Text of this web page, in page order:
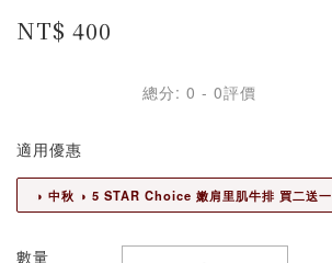
NT$ 400
總分: 0 - 0評價
適用優惠
◑ 中秋 ◑ 5 STAR Choice 嫩肩里肌牛排 買二送一
數量